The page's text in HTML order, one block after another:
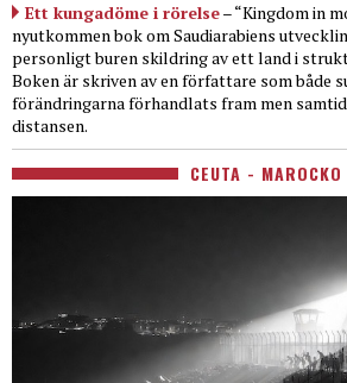
Ett kungadöme i rörelse– “Kingdom in
nyutkommen bok om Saudiarabiens
personligt buren skildring av ett land i
Boken är skriven av en författare som både
förändringarna förhandlats fram men
distansen.
CEUTA - MAROCKO